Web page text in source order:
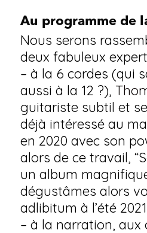
Au programme de
Nous serons
deux fabuleux
– à la 6 cordes (qui
aussi à la 12 ?),
guitariste subtil et
déjà intéressé au
en 2020 avec son
alors de ce travail,
un album
dégustâmes alors
adlibitum à l’été
– à la narration, aux